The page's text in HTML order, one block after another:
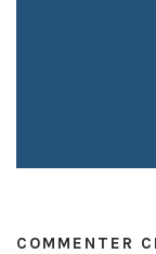
COMMENTER